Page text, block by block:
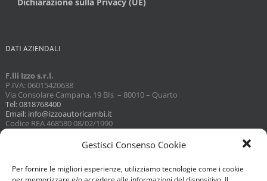
Gestisci Consenso Cookie
Per fornire le migliori esperienze, utilizziamo tecnologie come i cookie
DATI AZIENDALI
F.lli Izzo s.r.l.
P.IVA: 06015420638
Via Consolare Campana, 19 BIs – 80010 – Quarto
Tel: 0818768400
Email: info@izzoautoricambi.it
Codice REA 468580 08/02/1990
Capitale sociale 3098,74